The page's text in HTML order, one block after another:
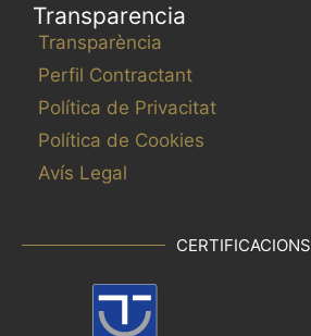
Transparencia
Transparència
Perfil Contractant
Política de Privacitat
Política de Cookies
Avís Legal
CERTIFICACIONS